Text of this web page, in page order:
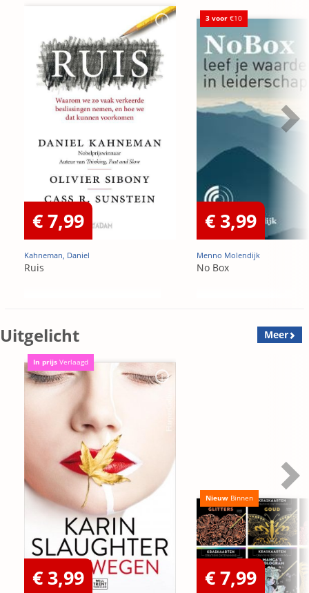
€ 7,99
Kahneman, Daniel
Ruis
3 voor €10
€ 3,99
Menno Molendijk
No Box
Uitgelicht Meer
In prijs Verlaagd
€ 3,99
Nieuw Binnen
€ 7,99